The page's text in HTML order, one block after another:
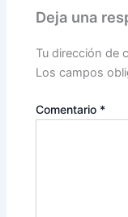
Deja una
Tu dirección de
Los campos
Comentario *